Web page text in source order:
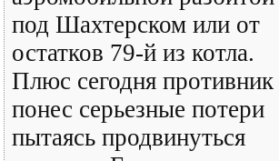
под Шахтерском или от
остатков 79-й из котла.
Плюс сегодня противник
понес серьезные потери
пытаясь продвинуться